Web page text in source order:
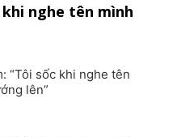
khi nghe tên mình
“Tôi sốc khi nghe tên
lên”